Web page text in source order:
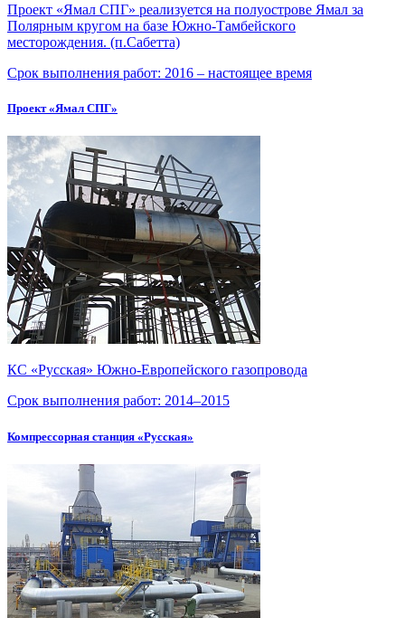
Проект «Ямал СПГ» реализуется на полуострове Ямал за
Полярным кругом на базе Южно-Тамбейского
месторождения. (п.Сабетта)
Срок выполнения работ: 2016 – настоящее время
Проект «Ямал СПГ»
КС «Русская» Южно-Европейского газопровода
Срок выполнения работ: 2014–2015
Компрессорная станция «Русская»